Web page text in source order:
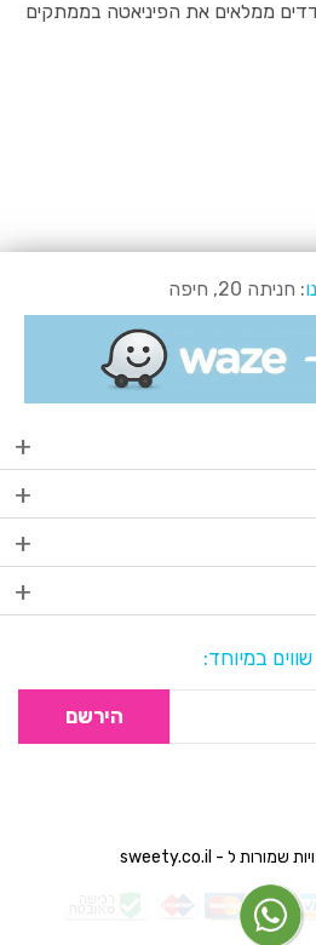
ממלאים את הפיניאטה בממתקים
: חניתה 20, חיפה
במיוחד:
הירשם